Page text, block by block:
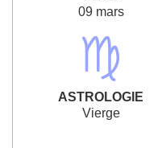
09 mars
ASTROLOGIE
Vierge